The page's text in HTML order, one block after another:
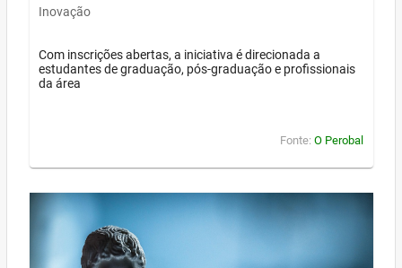
Inovação
Com inscrições abertas, a iniciativa é direcionada a
estudantes de graduação, pós-graduação e profissionais
da área
Fonte: O Perobal